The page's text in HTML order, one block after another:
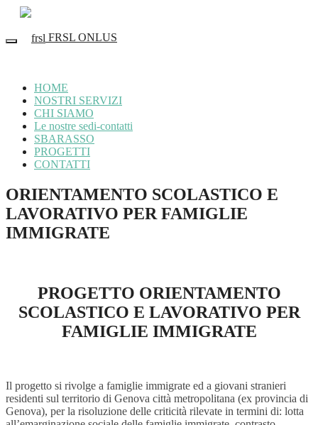
FRSL ONLUS
HOME
NOSTRI SERVIZI
CHI SIAMO
Le nostre sedi-contatti
SBARASSO
PROGETTI
CONTATTI
ORIENTAMENTO SCOLASTICO E
LAVORATIVO PER FAMIGLIE
IMMIGRATE
PROGETTO ORIENTAMENTO
SCOLASTICO E LAVORATIVO PER
FAMIGLIE IMMIGRATE
Il progetto si rivolge a famiglie immigrate ed a giovani stranieri
residenti sul territorio di Genova città metropolitana (ex provincia di
Genova), per la risoluzione delle criticità rilevate in termini di: lotta